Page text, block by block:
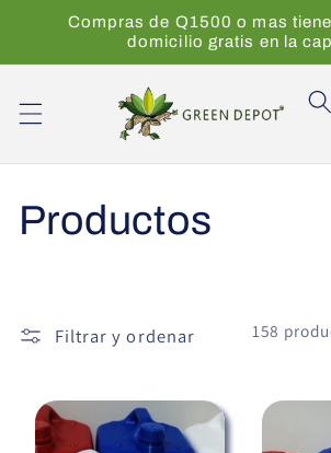
directamente
Compras de Q1500 o mas
domicilio gratis en la
C
l
c
Productos
Filtrar y ordenar
158